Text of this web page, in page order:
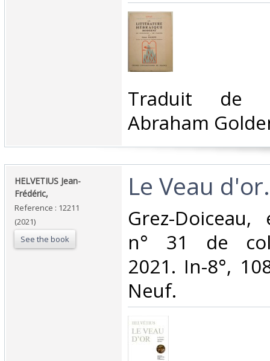
‎Traduit de
Abraham
‎HELVETIUS Jean-
Frédéric,‎
Reference : 12211
(2021)
See the book
‎Le Veau d'or.‎
‎Grez-
n° 31 de
2021. In-8°,
Neuf.‎